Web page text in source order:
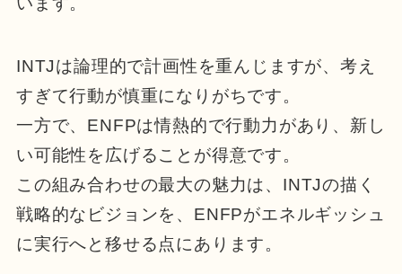
INTJは論理的で計画性を重んじますが、考え
すぎて行動が慎重になりがちです。
一方で、ENFPは情熱的で行動力があり、新し
い可能性を広げることが得意です。
この組み合わせの最大の魅力は、INTJの描く
戦略的なビジョンを、ENFPがエネルギッシュ
に実行へと移せる点にあります。